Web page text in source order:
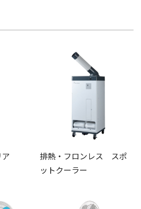
排熱・フロンレス スポ
ットクーラー